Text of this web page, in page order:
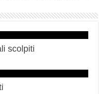
scolpiti